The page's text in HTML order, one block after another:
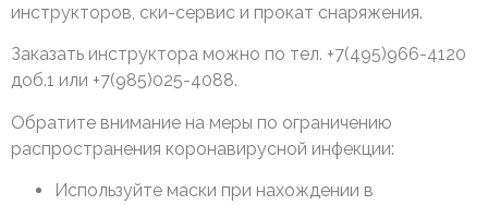
инструкторов, ски-сервис и прокат снаряжения.
Заказать инструктора можно по тел. +7(495)966-4120
доб.1 или +7(985)025-4088.
Обратите внимание на меры по ограничению
распространения коронавирусной инфекции:
Используйте маски при нахождении в